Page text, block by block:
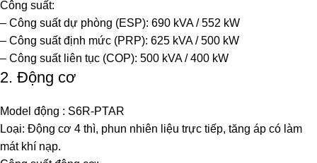
Công suất:
– Công suất dự phòng (ESP): 690 kVA / 552 kW
– Công suất định mức (PRP): 625 kVA / 500 kW
– Công suất liên tục (COP): 500 kVA / 400 kW
2. Động cơ
Model động : S6R-PTAR
Loại: Động cơ 4 thì, phun nhiên liệu trực tiếp, tăng áp có làm
mát khí nạp.